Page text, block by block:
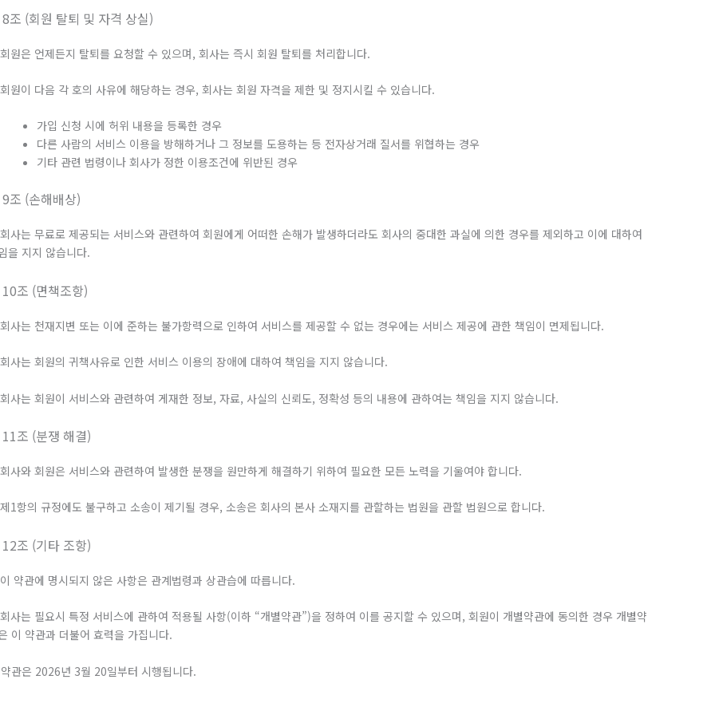
조 (회원 탈퇴 및 자격 상실)
원은 언제든지 탈퇴를 요청할 수 있으며, 회사는 즉시 회원 탈퇴를 처리합니다.
원이 다음 각 호의 사유에 해당하는 경우, 회사는 회원 자격을 제한 및 정지시킬 수 있습니다.
가입 신청 시에 허위 내용을 등록한 경우
다른 사람의 서비스 이용을 방해하거나 그 정보를 도용하는 등 전자상거래 질서를 위협하는 경우
기타 관련 법령이나 회사가 정한 이용조건에 위반된 경우
조 (손해배상)
사는 무료로 제공되는 서비스와 관련하여 회원에게 어떠한 손해가 발생하더라도 회사의 중대한 과실에 의한 경우를 제외하고 이에 대하여
을 지지 않습니다.
조 (면책조항)
사는 천재지변 또는 이에 준하는 불가항력으로 인하여 서비스를 제공할 수 없는 경우에는 서비스 제공에 관한 책임이 면제됩니다.
사는 회원의 귀책사유로 인한 서비스 이용의 장애에 대하여 책임을 지지 않습니다.
사는 회원이 서비스와 관련하여 게재한 정보, 자료, 사실의 신뢰도, 정확성 등의 내용에 관하여는 책임을 지지 않습니다.
조 (분쟁 해결)
사와 회원은 서비스와 관련하여 발생한 분쟁을 원만하게 해결하기 위하여 필요한 모든 노력을 기울여야 합니다.
1항의 규정에도 불구하고 소송이 제기될 경우, 소송은 회사의 본사 소재지를 관할하는 법원을 관할 법원으로 합니다.
조 (기타 조항)
약관에 명시되지 않은 사항은 관계법령과 상관습에 따릅니다.
사는 필요시 특정 서비스에 관하여 적용될 사항(이하 “개별약관”)을 정하여 이를 공지할 수 있으며, 회원이 개별약관에 동의한 경우 개별약
이 약관과 더불어 효력을 가집니다.
관은 2026년 3월 20일부터 시행됩니다.